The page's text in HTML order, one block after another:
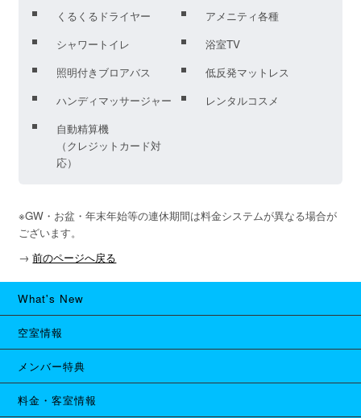
くるくるドライヤー
アメニティ各種
シャワートイレ
浴室TV
照明付きブロアバス
低反発マットレス
ハンディマッサージャー
レンタルコスメ
自動精算機
（クレジットカード対
応）
※GW・お盆・年末年始等の連休期間は料金システムが異なる場合が
ございます。
→ 前のページへ戻る
What's New
空室情報
メンバー特典
料金・客室情報